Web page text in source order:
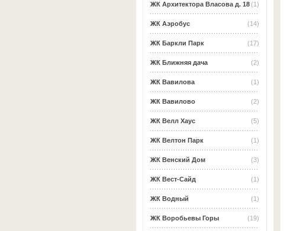
(1)
ЖК Архитектора Власова д. 18
(14)
ЖК Аэробус
(17)
ЖК Баркли Парк
(2)
ЖК Ближняя дача
(1)
ЖК Вавилова
(2)
ЖК Вавилово
(5)
ЖК Велл Хаус
(1)
ЖК Велтон Парк
(3)
ЖК Венский Дом
(1)
ЖК Вест-Сайд
(1)
ЖК Водный
(19)
ЖК Воробьевы Горы